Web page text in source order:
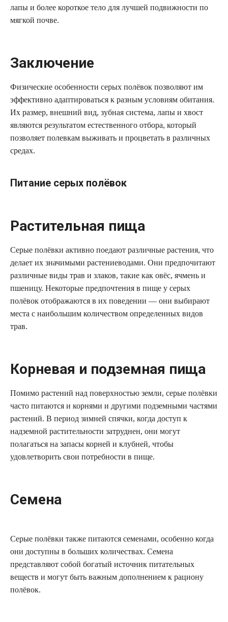
лапы и более короткое тело для лучшей подвижности по
мягкой почве.
Заключение
Физические особенности серых полёвок позволяют им
эффективно адаптироваться к разным условиям обитания.
Их размер, внешний вид, зубная система, лапы и хвост
являются результатом естественного отбора, который
позволяет полевкам выживать и процветать в различных
средах.
Питание серых полёвок
Растительная пища
Серые полёвки активно поедают различные растения, что
делает их значимыми растениеводами. Они предпочитают
различные виды трав и злаков, такие как овёс, ячмень и
пшеницу. Некоторые предпочтения в пище у серых
полёвок отображаются в их поведении — они выбирают
места с наибольшим количеством определенных видов
трав.
Корневая и подземная пища
Помимо растений над поверхностью земли, серые полёвки
часто питаются и корнями и другими подземными частями
растений. В период зимней спячки, когда доступ к
надземной растительности затруднен, они могут
полагаться на запасы корней и клубней, чтобы
удовлетворить свои потребности в пище.
Семена
Серые полёвки также питаются семенами, особенно когда
они доступны в больших количествах. Семена
представляют собой богатый источник питательных
веществ и могут быть важным дополнением к рациону
полёвок.